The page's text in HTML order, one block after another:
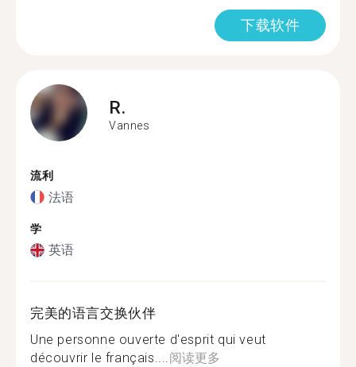
下载软件
R.
Vannes
流利
法语
学
英语
完美的语言交换伙伴
Une personne ouverte d'esprit qui veut
découvrir le français....阅读更多